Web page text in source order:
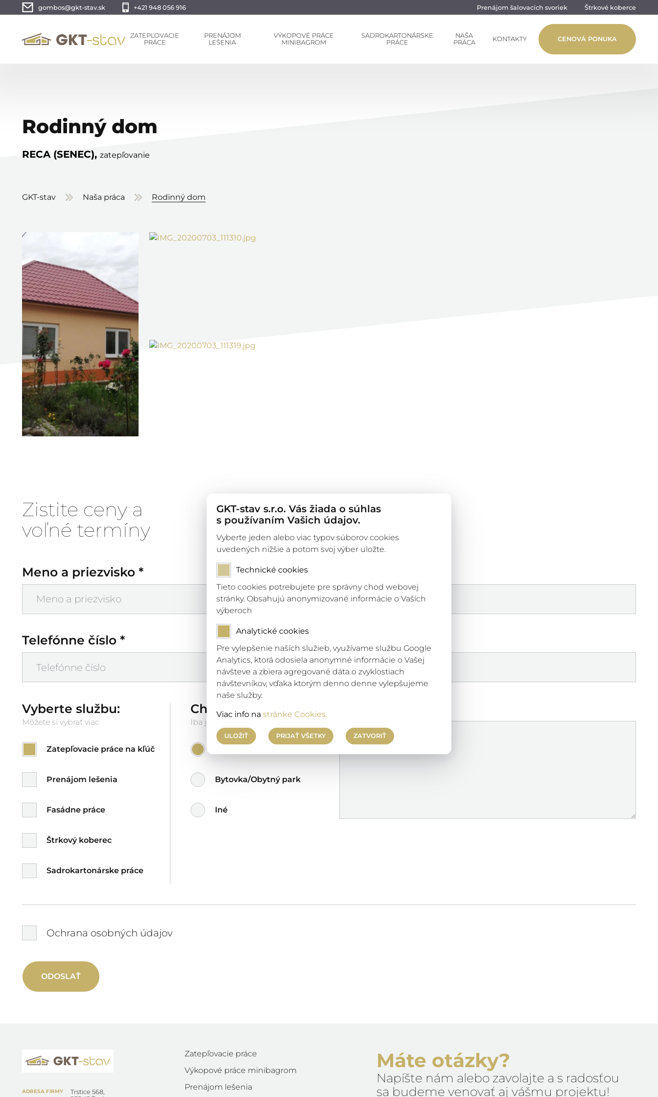
gombos@gkt-stav.sk +421 948 056 916 Prenájom šalovacích svoriek Štrkové koberce
ZATEPĽOVACIE
PRÁCE
PRENÁJOM
LEŠENIA
VÝKOPOVÉ PRÁCE
MINIBAGROM
SADROKARTONÁRSKE
PRÁCE
NAŠA
PRÁCA
KONTAKTY CENOVÁ PONUKA
Rodinný dom
RECA (SENEC), zatepľovanie
GKT-stav Naša práca Rodinný dom
Zistite ceny a
voľné termíny
Meno a priezvisko *
Telefónne číslo *
Vyberte službu:
Môžete si vybrať viac
Zatepľovacie práce na kľúč
Prenájom lešenia
Fasádne práce
Štrkový koberec
Sadrokartonárske práce
Charakter budovy:
Iba jeden je voliteľný
Bytovka/Obytný park
Iné
Ochrana osobných údajov
ODOSLAŤ
ADRESA FIRMY
Trstice 568,
Zatepľovacie práce
Výkopové práce minibagrom
Prenájom lešenia
Máte otázky?
Napíšte nám alebo zavolajte a s radosťou
sa budeme venovať aj vášmu projektu!
GKT-stav s.r.o. Vás žiada o súhlas
s používaním Vašich údajov.
Vyberte jeden alebo viac typov súborov cookies
uvedených nižšie a potom svoj výber uložte.
Technické cookies
Tieto cookies potrebujete pre správny chod webovej
stránky. Obsahujú anonymizované informácie o Vaších
výberoch
Analytické cookies
Pre vylepšenie naších služieb, využívame službu Google
Analytics, ktorá odosiela anonymné informácie o Vašej
návšteve a zbiera agregované dáta o zvyklostiach
návštevníkov, vďaka ktorým denno denne vylepšujeme
naše služby.
Viac info na stránke Cookies.
ULOŽIŤ PRIJAŤ VŠETKY ZATVORIŤ